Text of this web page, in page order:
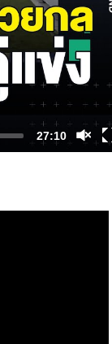
27:10